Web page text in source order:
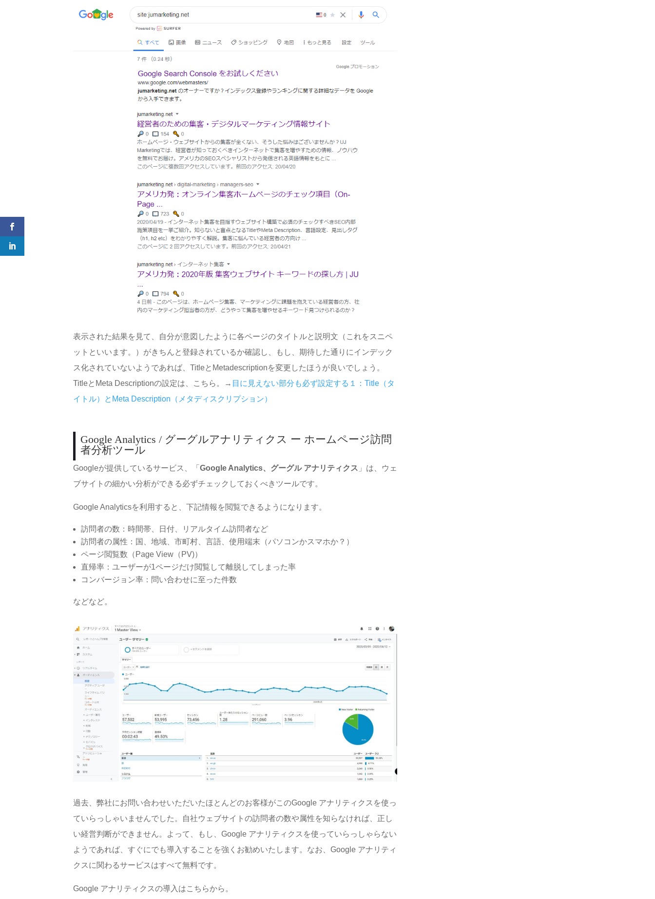
表示された結果を見て、自分が意図したように各ページのタイトルと説明文（これをスニペ
ットといいます。）がきちんと登録されているか確認し、もし、期待した通りにインデック
ス化されていないようであれば、TitleとMetadescriptionを変更したほうが良いでしょう。
TitleとMeta Descriptionの設定は、こちら。→ 目に見えない部分も必ず設定する１：Title（タ
イトル）とMeta Description（メタディスクリプション）
Google Analytics / グーグルアナリティクス ー ホームページ訪問
者分析ツール
Googleが提供しているサービス、「 Google Analytics、グーグル アナリティクス 」は、ウェ
ブサイトの細かい分析ができる必ずチェックしておくべきツールです。
Google Analyticsを利用すると、下記情報を閲覧できるようになります。
訪問者の数：時間帯、日付、リアルタイム訪問者など
訪問者の属性：国、地域、市町村、言語、使用端末（パソコンかスマホか？）
ページ閲覧数（Page View（PV)）
直帰率：ユーザーが1ページだけ閲覧して離脱してしまった率
コンバージョン率：問い合わせに至った件数
などなど。
過去、弊社にお問い合わせいただいたほとんどのお客様がこのGoogle アナリティクスを使っ
ていらっしゃいませんでした。自社ウェブサイトの訪問者の数や属性を知らなければ、正し
い経営判断ができません。よって、もし、Google アナリティクスを使っていらっしゃらない
ようであれば、すぐにでも導入することを強くお勧めいたします。なお、Google アナリティ
クスに関わるサービスはすべて無料です。
Google アナリティクスの導入はこちらから。